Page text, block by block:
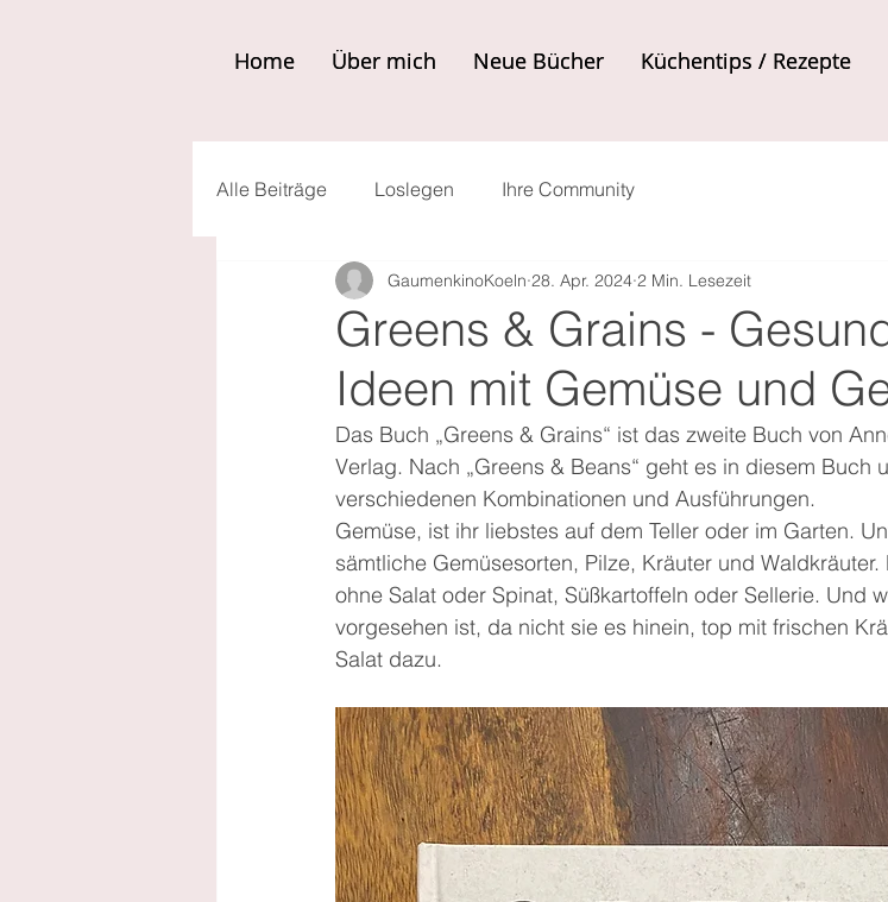
Home Über mich Neue Bücher Küchentips / Rezepte
Home Über mich Neue Bücher Küchentips / Rezepte
Alle Beiträge Loslegen Ihre Community
Greens & Grains -
Ideen mit Gemüse und
GaumenkinoKoeln 28. Apr. 2024 2 Min. Lesezeit
Das Buch „Greens & Grains“ ist das zweite Buch von
Verlag. Nach „Greens & Beans“ geht es in diesem Buch
verschiedenen Kombinationen und Ausführungen.
Gemüse, ist ihr liebstes auf dem Teller oder im Garten.
sämtliche Gemüsesorten, Pilze, Kräuter und
ohne Salat oder Spinat, Süßkartoffeln oder Sellerie. Und
vorgesehen ist, da nicht sie es hinein, top mit frischen
Salat dazu.